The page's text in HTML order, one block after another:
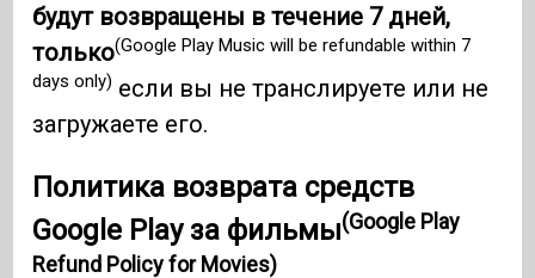
будут возвращены в течение 7 дней,
только(Google Play Music will be refundable within 7
days only) если вы не транслируете или не
загружаете его.
Политика возврата средств
Google Play за фильмы(Google Play
Refund Policy for Movies)